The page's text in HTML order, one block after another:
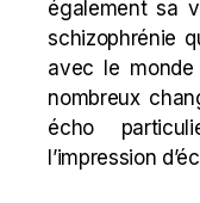
également sa
schizophrénie
avec le
nombreux
écho
l’impression